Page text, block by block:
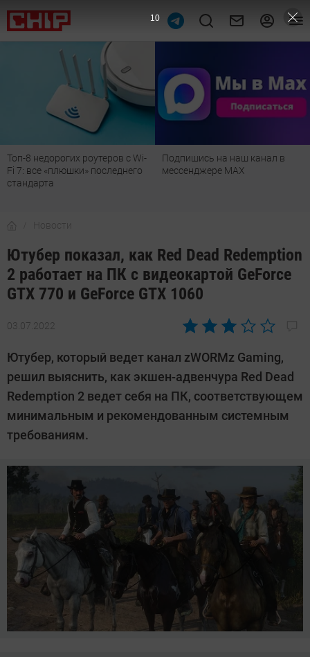
Топ-8 недорогих роутеров с Wi-
Fi 7: все «плюшки» последнего
стандарта
Подпишись на наш канал в
мессенджере МАХ
Новости
Ютубер показал, как Red Dead Redemption
2 работает на ПК с видеокартой GeForce
GTX 770 и GeForce GTX 1060
03.07.2022
Автор:
Калашников
Ютубер, который ведет канал zWORMz Gaming,
решил выяснить, как экшен-адвенчура Red Dead
Redemption 2 ведет себя на ПК, соответствующем
минимальным и рекомендованным системным
требованиям.
9